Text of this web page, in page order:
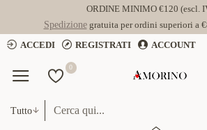
ORDINE MINIMO €120 (escl.
Spedizionegratuita per ordini superiori a
ACCEDI
REGISTRATI ACCOUNT
0
Tutto